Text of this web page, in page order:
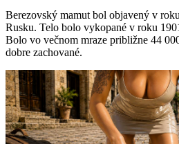
Berezovský mamut bol objavený v
Rusku. Telo bolo vykopané v roku
Bolo vo večnom mraze približne 44
dobre zachované.